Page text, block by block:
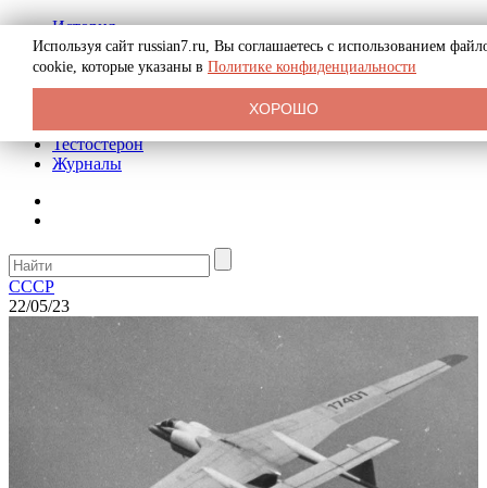
История
Биография
Криминал
Реклама на сайте
Тестостерон
Журналы
СССР
22/05/23
Используя сайт russian7.ru, Вы соглашаетесь с использованием
cookie, которые указаны в Политике конфиденциальности
ХОРОШО